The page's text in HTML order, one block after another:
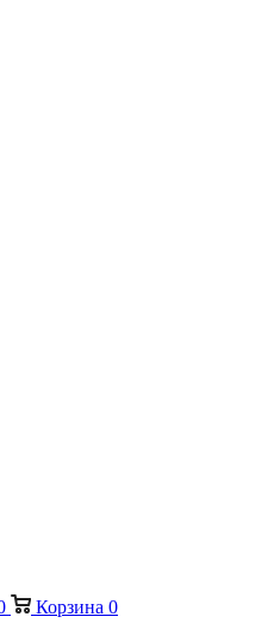
Корзина 0